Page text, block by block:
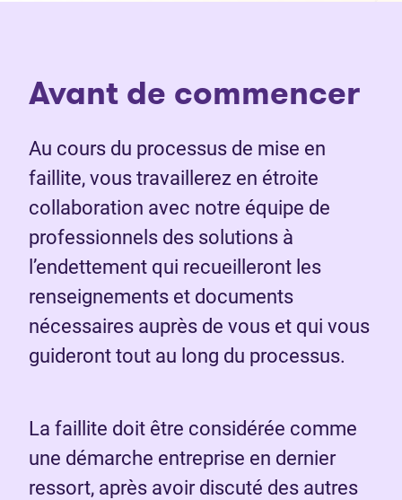
Avant de commencer
Au cours du processus de mise en
faillite, vous travaillerez en étroite
collaboration avec notre équipe de
professionnels des solutions à
l’endettement qui recueilleront les
renseignements et documents
nécessaires auprès de vous et qui vous
guideront tout au long du processus.
La faillite doit être considérée comme
une démarche entreprise en dernier
ressort, après avoir discuté des autres